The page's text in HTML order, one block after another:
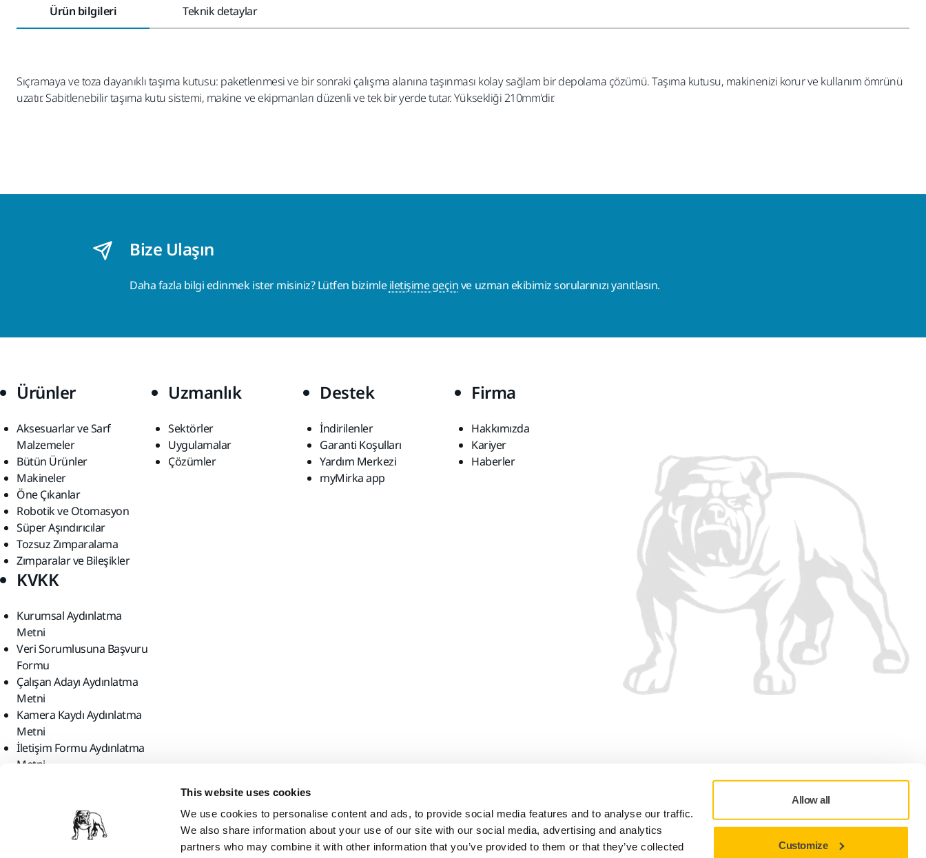
This website uses cookies
We use cookies to personalise content and ads, to provide social media features and to analyse our traffic.
We also share information about your use of our site with our social media, advertising and analytics
partners who may combine it with other information that you’ve provided to them or that they’ve collected
Allow all
Customize
Ürün bilgileri Teknik detaylar
Sıçramaya ve toza dayanıklı taşıma kutusu: paketlenmesi ve bir sonraki çalışma alanına taşınması kolay sağlam bir depolama çözümü. Taşıma kutusu, makinenizi korur ve kullanım ömrünü
uzatır. Sabitlenebilir taşıma kutu sistemi, makine ve ekipmanları düzenli ve tek bir yerde tutar. Yüksekliği 210mm'dir.
Bize Ulaşın
Daha fazla bilgi edinmek ister misiniz? Lütfen bizimleiletişime geçinve uzman ekibimiz sorularınızı yanıtlasın.
Ürünler
Aksesuarlar ve Sarf
Malzemeler
Bütün Ürünler
Makineler
Öne Çıkanlar
Robotik ve Otomasyon
Süper Aşındırıcılar
Tozsuz Zımparalama
Zımparalar ve Bileşikler
Uzmanlık
Sektörler
Uygulamalar
Çözümler
Destek
İndirilenler
Garanti Koşulları
Yardım Merkezi
myMirka app
Firma
Hakkımızda
Kariyer
Haberler
KVKK
Kurumsal Aydınlatma
Metni
Veri Sorumlusuna Başvuru
Formu
Çalışan Adayı Aydınlatma
Metni
Kamera Kaydı Aydınlatma
Metni
İletişim Formu Aydınlatma
Metni